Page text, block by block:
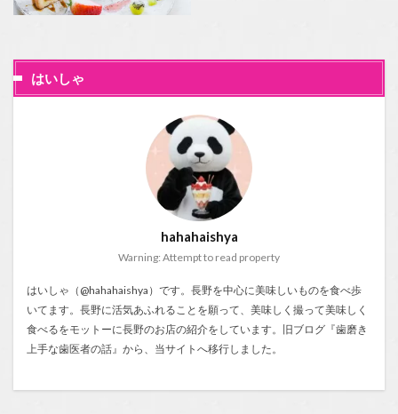
はいしゃ
hahahaishya
Warning: Attempt to read property
はいしゃ（@hahahaishya）です。長野を中心に美味しいものを食べ歩
いてます。長野に活気あふれることを願って、美味しく撮って美味しく
食べるをモットーに長野のお店の紹介をしています。旧ブログ『歯磨き
上手な歯医者の話 』から、当サイトへ移行しました。